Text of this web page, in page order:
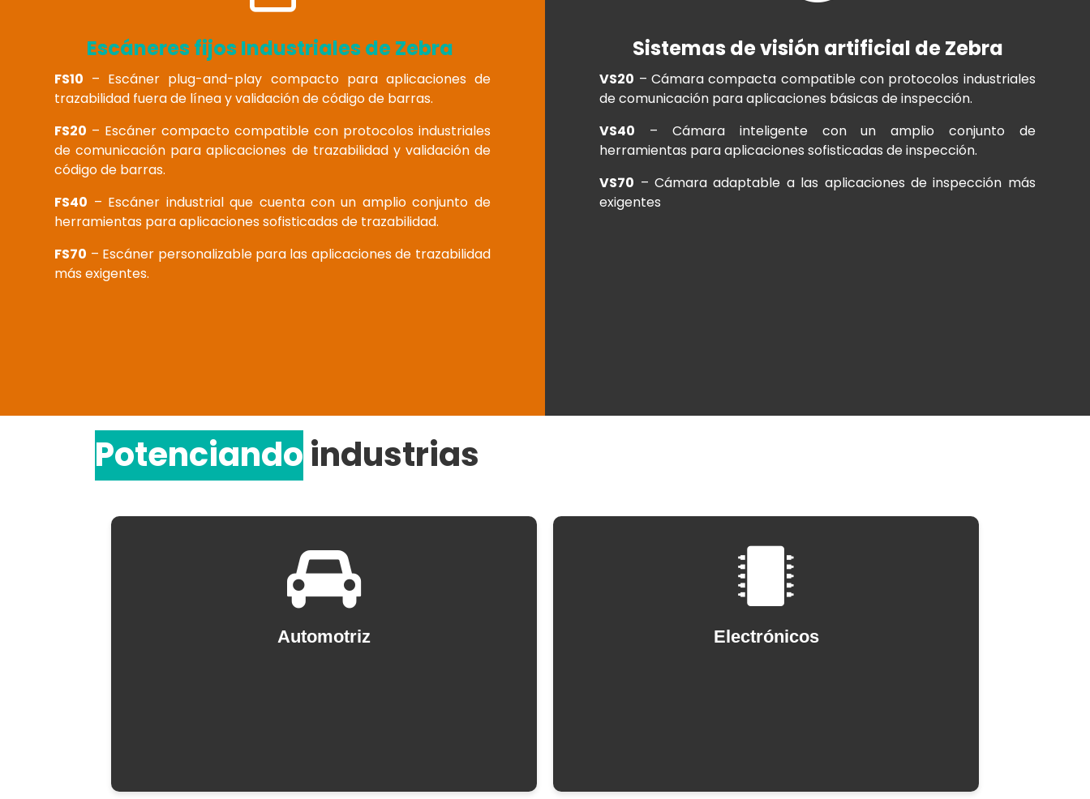
Escáneres fijos Industriales de Zebra
FS10 – Escáner plug-and-play compacto para aplicaciones de
trazabilidad fuera de línea y validación de código de barras.
FS20 – Escáner compacto compatible con protocolos industriales
de comunicación para aplicaciones de trazabilidad y validación de
código de barras.
FS40 – Escáner industrial que cuenta con un amplio conjunto de
herramientas para aplicaciones sofisticadas de trazabilidad.
FS70 – Escáner personalizable para las aplicaciones de trazabilidad
más exigentes.
Sistemas de visión artificial de Zebra
VS20 – Cámara compacta compatible con protocolos industriales
de comunicación para aplicaciones básicas de inspección.
VS40 – Cámara inteligente con un amplio conjunto de
herramientas para aplicaciones sofisticadas de inspección.
VS70 – Cámara adaptable a las aplicaciones de inspección más
exigentes
Potenciandoindustrias
Automotriz Electrónicos